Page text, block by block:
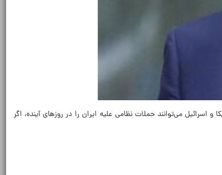
اسرائیل می‌توانند حملات نظامی علیه ایران را در روزهای آینده، اگر